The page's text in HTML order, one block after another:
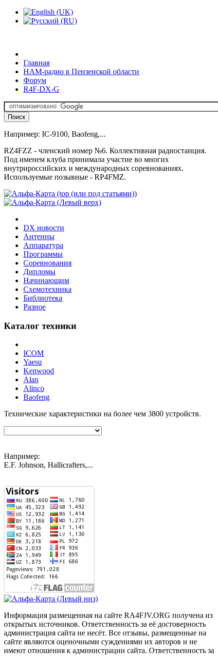
Главная
HAM-радио в Пензенской области
Форум
R4F-DX-G
Например: IC-9100, Baofeng,...
RZ4FZZ - членский номер №6. Коллективная радиостанция.
Под именем клуба принимала участие во многих
внутрироссийских и международных соревнованиях.
Используемые позывные - RP4FMZ.
DX новости
Антенны
Аппаратура
Программы
Соревнования
Дипломы
Начинающим
Схемотехника
Библиотека
Разное
Каталог техники
ICOM
Yaesu
Kenwood
Alan
Alinco
Baofeng
Технические характеристики на более чем 3800 устройств.
Например:
E.F. Johnson, Hallicrafters,...
Информация размещенная на сайте RA4FJV.ORG получена из
открытых источников. Ответственность за её достоверность
администрация сайта не несёт. Все отзывы, размещенные на
сайте являются оценочными суждениями их авторов и не
имеют отношения к администрации сайта. Ответственность за